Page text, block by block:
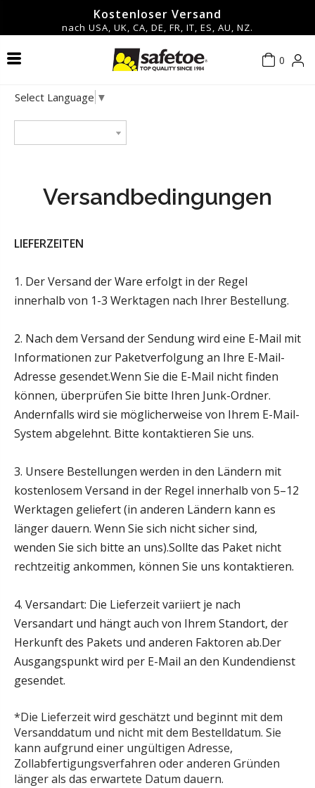
Kostenloser Versand
nach USA, UK, CA, DE, FR, IT, ES, AU, NZ.
0
Schutzbrillen und Schutzbrillen
Sicherheitshelm
Sicherheits-Ohrenschützer
Zubehör
Neu eingetroffen
Frauen
Frauen
Blog
Datenschutzrichtlinie
Versandbedingungen
Rückgabe- und Rückerstattungsrichtlinie
Select Language ▼
Versandbedingungen
LIEFERZEITEN
1. Der Versand der Ware erfolgt in der Regel
innerhalb von 1-3 Werktagen nach Ihrer Bestellung.
2. Nach dem Versand der Sendung wird eine E-Mail mit
Informationen zur Paketverfolgung an Ihre E-Mail-
Adresse gesendet.Wenn Sie die E-Mail nicht finden
können, überprüfen Sie bitte Ihren Junk-Ordner.
Andernfalls wird sie möglicherweise von Ihrem E-Mail-
System abgelehnt. Bitte kontaktieren Sie uns.
3. Unsere Bestellungen werden in den Ländern mit
kostenlosem Versand in der Regel innerhalb von 5–12
Werktagen geliefert (in anderen Ländern kann es
länger dauern. Wenn Sie sich nicht sicher sind,
wenden Sie sich bitte an uns).Sollte das Paket nicht
rechtzeitig ankommen, können Sie uns kontaktieren.
4. Versandart: Die Lieferzeit variiert je nach
Versandart und hängt auch von Ihrem Standort, der
Herkunft des Pakets und anderen Faktoren ab.Der
Ausgangspunkt wird per E-Mail an den Kundendienst
gesendet.
*Die Lieferzeit wird geschätzt und beginnt mit dem
Versanddatum und nicht mit dem Bestelldatum. Sie
kann aufgrund einer ungültigen Adresse,
Zollabfertigungsverfahren oder anderen Gründen
länger als das erwartete Datum dauern.